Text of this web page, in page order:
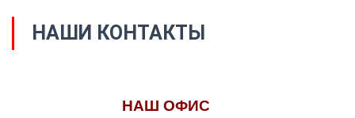
НАШИ КОНТАКТЫ
НАШ ОФИС